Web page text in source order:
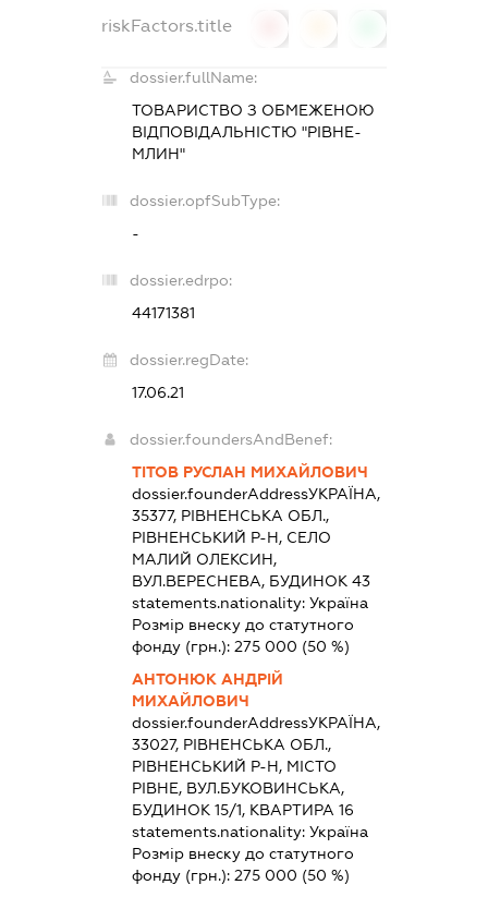
riskFactors.title
dossier.fullName:
ТОВАРИСТВО З ОБМЕЖЕНОЮ
ВІДПОВІДАЛЬНІСТЮ "РІВНЕ-
МЛИН"
dossier.opfSubType:
-
dossier.edrpo:
44171381
dossier.regDate:
17.06.21
dossier.foundersAndBenef:
ТІТОВ РУСЛАН МИХАЙЛОВИЧ
dossier.founderAddressУКРАЇНА,
35377, РІВНЕНСЬКА ОБЛ.,
РІВНЕНСЬКИЙ Р-Н, СЕЛО
МАЛИЙ ОЛЕКСИН,
ВУЛ.ВЕРЕСНЕВА, БУДИНОК 43
statements.nationality:Україна
Розмір внеску до статутного
фонду (грн.):275 000 (50 %)
АНТОНЮК АНДРІЙ
МИХАЙЛОВИЧ
dossier.founderAddressУКРАЇНА,
33027, РІВНЕНСЬКА ОБЛ.,
РІВНЕНСЬКИЙ Р-Н, МІСТО
РІВНЕ, ВУЛ.БУКОВИНСЬКА,
БУДИНОК 15/1, КВАРТИРА 16
statements.nationality:Україна
Розмір внеску до статутного
фонду (грн.):275 000 (50 %)